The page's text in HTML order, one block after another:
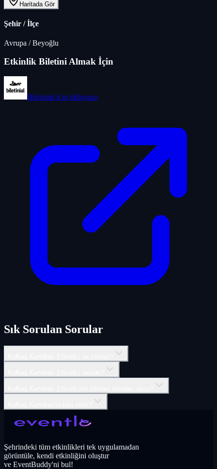
Haritada Gör
Şehir / İlçe
Avrupa /Beyoğlu
Etkinlik Biletini Almak İçin
Biletinial için tıklayınız
Sık Sorulan Sorular
Şehrindeki tüm etkinlikleri tek uygulamadan
görüntüle, kendi etkinliğini oluştur
ve EventBuddy'ni bul!